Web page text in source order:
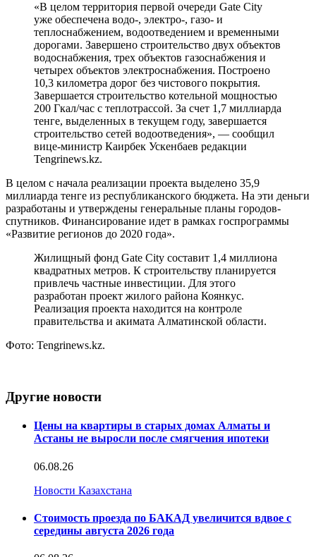
«В целом территория первой очереди Gate City
уже обеспечена водо-, электро-, газо- и
теплоснабжением, водоотведением и временными
дорогами. Завершено строительство двух объектов
водоснабжения, трех объектов газоснабжения и
четырех объектов электроснабжения. Построено
10,3 километра дорог без чистового покрытия.
Завершается строительство котельной мощностью
200 Гкал/час с теплотрассой. За счет 1,7 миллиарда
тенге, выделенных в текущем году, завершается
строительство сетей водоотведения», — сообщил
вице-министр Каирбек Ускенбаев редакции
Tengrinews.kz.
В целом с начала реализации проекта выделено 35,9
миллиарда тенге из республиканского бюджета. На эти деньги
разработаны и утверждены генеральные планы городов-
спутников. Финансирование идет в рамках госпрограммы
«Развитие регионов до 2020 года».
Жилищный фонд Gate City составит 1,4 миллиона
квадратных метров. К строительству планируется
привлечь частные инвестиции. Для этого
разработан проект жилого района Коянкус.
Реализация проекта находится на контроле
правительства и акимата Алматинской области.
Фото: Tengrinews.kz.
Другие новости
Цены на квартиры в старых домах Алматы и
Астаны не выросли после смягчения ипотеки
06.08.26
Новости Казахстана
Стоимость проезда по БАКАД увеличится вдвое с
середины августа 2026 года